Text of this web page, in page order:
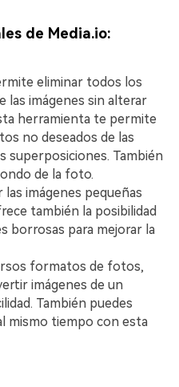
de Media.io:
eliminar todos los
las imágenes sin alterar
herramienta te permite
no deseados de las
superposiciones. También
de la foto.
las imágenes pequeñas
también la posibilidad
borrosas para mejorar la
formatos de fotos,
imágenes de un
También puedes
mismo tiempo con esta